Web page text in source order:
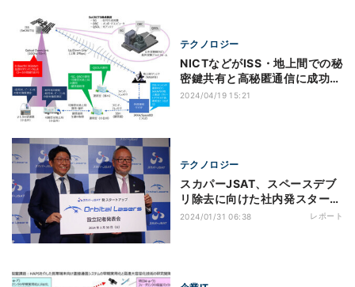
テクノロジー
NICTなどがISS・地上間での秘
密鍵共有と高秘匿通信に成功、
実用化へ前進
2024/04/19 15:21
テクノロジー
スカパーJSAT、スペースデブ
リ除去に向けた社内発スタート
アップ「Orbital Lasers」を設
2024/01/31 06:38 レポート